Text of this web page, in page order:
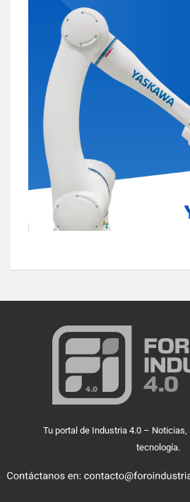
Tu portal de Industria 4.0 –
tecnología.